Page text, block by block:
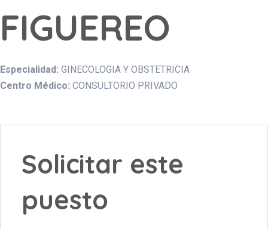
FIGUEREO
Especialidad: GINECOLOGIA Y OBSTETRICIA
Centro Médico: CONSULTORIO PRIVADO
Solicitar este
puesto